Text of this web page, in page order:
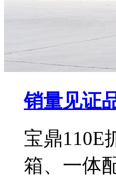
销量见证
宝鼎110E
箱、一体